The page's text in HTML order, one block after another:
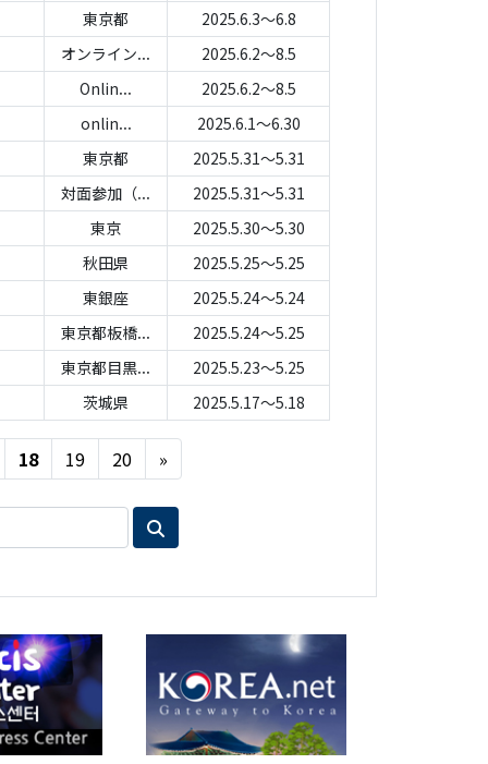
東京都
2025.6.3～6.8
オンライン...
2025.6.2～8.5
Onlin...
2025.6.2～8.5
onlin...
2025.6.1～6.30
東京都
2025.5.31～5.31
対面参加（...
2025.5.31～5.31
東京
2025.5.30～5.30
秋田県
2025.5.25～5.25
東銀座
2025.5.24～5.24
東京都板橋...
2025.5.24～5.25
東京都目黒...
2025.5.23～5.25
茨城県 2025.5.17～5.18
18 19 20 »